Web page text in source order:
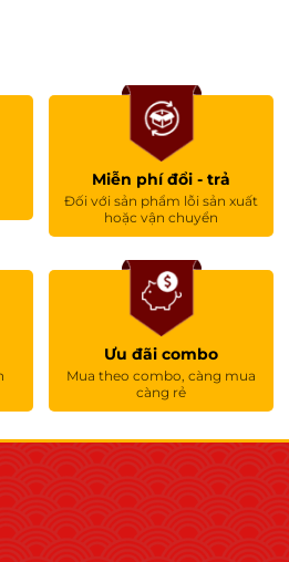
Miễn phí đổi - trả
Đối với sản phẩm lỗi sản xuất
hoặc vận chuyển
Ưu đãi combo
Mua theo combo, càng mua
càng rẻ